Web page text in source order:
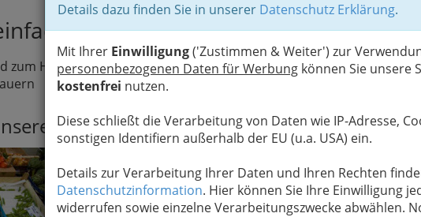
Details dazu finden Sie in unserer Datenschutz Erklärung.
Mit Ihrer Einwilligung('Zustimmen & Weiter') zur
personenbezogenen Daten für Werbung können Sie unsere
kostenfrei nutzen.
Diese schließt die Verarbeitung von Daten wie IP-Adresse,
sonstigen Identifiern außerhalb der EU (u.a. USA) ein.
Details zur Verarbeitung Ihrer Daten und Ihren Rechten
Datenschutzinformation. Hier können Sie Ihre Einwilligung
widerrufen sowie einzelne Verarbeitungszwecke abwählen.
alles (fast nur) Natur
zum Hersteller:biologische Landwirtschaft und die artgerechte
Sehnsucht nach Natürlichkeit
Technisierung ständig an Stellenwert in unserer
Gesellschaft. Je virtueller und technischer unser Alltag,
umso größer dieSehnsucht des Menschen nach